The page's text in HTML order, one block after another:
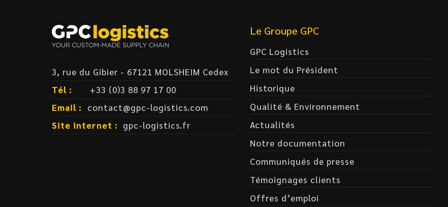
3, rue du Gibier - 67121 MOLSHEIM Cedex
Tél :
+33 (0)3 88 97 17 00
Email :
contact@gpc-logistics.com
Site internet : gpc-logistics.fr
Le Groupe GPC
GPC Logistics
Le mot du Président
Historique
Qualité & Environnement
Actualités
Notre documentation
Communiqués de presse
Témoignages clients
Offres d’emploi